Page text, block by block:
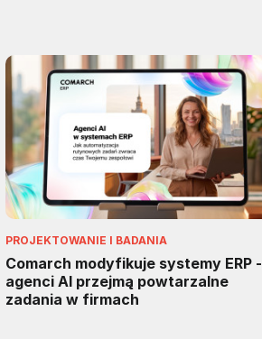
PROJEKTOWANIE I BADANIA
Comarch modyfikuje systemy ERP -
agenci AI przejmą powtarzalne
zadania w firmach